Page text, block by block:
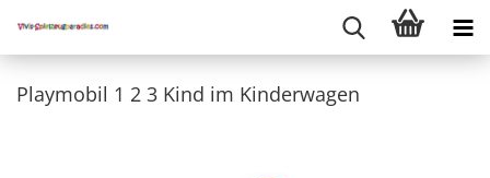
Playmobil 1 2 3 Kind im Kinderwagen